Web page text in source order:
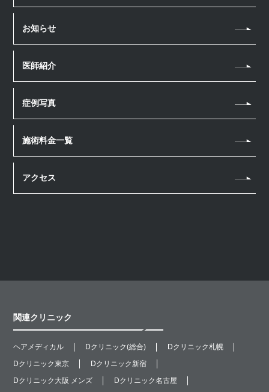
アートメイク
ヘアアートメイク
ボトックス注射
ダーマペン4
ハイフ（HIFU）
ケミカルピーリング
ショッピングスレッド
体の治療
クールスカルプティング
点滴・注射
お知らせ
医師紹介
症例写真
施術料金一覧
アクセス
関連クリニック
ヘアメディカル Dクリニック(総合)
Dクリニック札幌
Dクリニック東京
Dクリニック新宿
Dクリニック大阪 メンズ
Dクリニック名古屋